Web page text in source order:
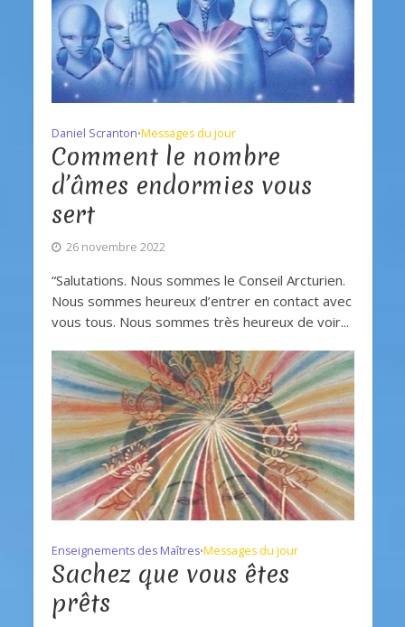
Daniel Scranton•Messages du jour
Comment le nombre
d’âmes endormies vous
sert
26 novembre 2022
“Salutations. Nous sommes le Conseil Arcturien.
Nous sommes heureux d’entrer en contact avec
vous tous. Nous sommes très heureux de voir...
Enseignements des Maîtres•Messages du jour
Sachez que vous êtes
prêts